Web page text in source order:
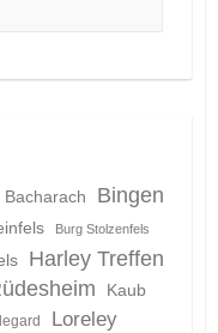
Bacharach
Bingen
Burg Stolzenfels
Harley Treffen
Kaub
Loreley